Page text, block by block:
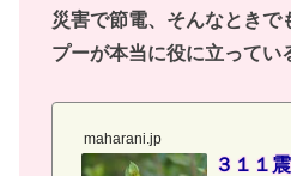
災害で節電、そんなときで
プーが本当に役に立ってい
maharani.jp
３１１